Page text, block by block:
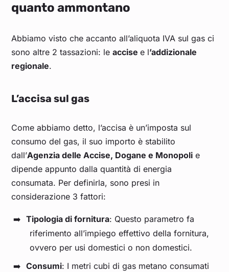
quanto ammontano
Abbiamo visto che accanto all’aliquota IVA sul gas ci
sono altre 2 tassazioni: leaccisee l’addizionale
regionale.
L’accisa sul gas
Come abbiamo detto, l’accisa è un’imposta sul
consumo del gas, il suo importo è stabilito
dall’Agenzia delle Accise, Dogane e Monopoli e
dipende appunto dalla quantità di energia
consumata. Per definirla, sono presi in
considerazione 3 fattori:
Tipologia di fornitura: Questo parametro fa
riferimento all’impiego effettivo della fornitura,
ovvero per usi domestici o non domestici.
Consumi: I metri cubi di gas metano consumati